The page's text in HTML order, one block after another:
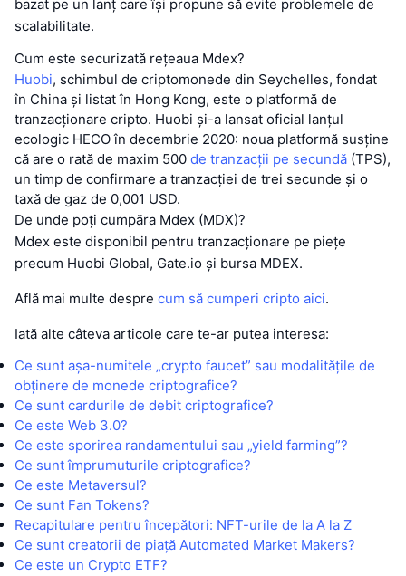
bazat pe un lanț care își propune să evite problemele de
scalabilitate.
Cum este securizată rețeaua Mdex?
Huobi, schimbul de criptomonede din Seychelles, fondat
în China și listat în Hong Kong, este o platformă de
tranzacționare cripto. Huobi și-a lansat oficial lanțul
ecologic HECO în decembrie 2020: noua platformă susține
că are o rată de maxim 500 de tranzacții pe secundă (TPS),
un timp de confirmare a tranzacției de trei secunde și o
taxă de gaz de 0,001 USD.
De unde poți cumpăra Mdex (MDX)?
Mdex este disponibil pentru tranzacționare pe piețe
precum Huobi Global, Gate.io și bursa MDEX.
Află mai multe despre cum să cumperi cripto aici.
Iată alte câteva articole care te-ar putea interesa:
Ce sunt așa-numitele „crypto faucet” sau modalitățile de
obținere de monede criptografice?
Ce sunt cardurile de debit criptografice?
Ce este Web 3.0?
Ce este sporirea randamentului sau „yield farming”?
Ce sunt împrumuturile criptografice?
Ce este Metaversul?
Ce sunt Fan Tokens?
Recapitulare pentru începători: NFT-urile de la A la Z
Ce sunt creatorii de piață Automated Market Makers?
Ce este un Crypto ETF?